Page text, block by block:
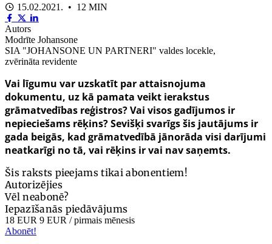
15.02.2021. • 12 MIN
Autors
Modrīte Johansone
SIA "JOHANSONE UN PARTNERI" valdes locekle,
zvērināta revidente
Vai līgumu var uzskatīt par attaisnojuma
dokumentu, uz kā pamata veikt ierakstus
grāmatvedības reģistros? Vai visos gadījumos ir
nepieciešams rēķins? Sevišķi svarīgs šis jautājums ir
gada beigās, kad grāmatvedībā jānorāda visi darījumi
neatkarīgi no tā, vai rēķins ir vai nav saņemts.
Šis raksts pieejams tikai abonentiem!
Autorizējies
Vēl neabonē?
Iepazīšanās piedāvājums
18 EUR 9 EUR / pirmais mēnesis
Abonēt!